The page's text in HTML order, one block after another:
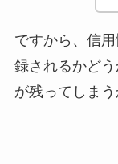
ですから、信
録されるかど
が残ってしまう